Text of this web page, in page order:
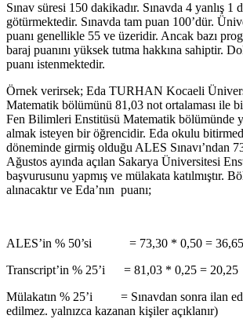
Sınav süresi 150 dakikadır. Sınavda 4 yanlış 1
götürmektedir. Sınavda tam puan 100’dür.
puanı genellikle 55 ve üzeridir. Ancak bazı
baraj puanını yüksek tutma hakkına sahiptir.
puanı istenmektedir.
Örnek verirsek; Eda TURHAN Kocaeli
Matematik bölümünü 81,03 not ortalaması ile
Fen Bilimleri Enstitüsü Matematik bölümünde
almak isteyen bir öğrencidir. Eda okulu
döneminde girmiş olduğu ALES Sınavı’ndan
Ağustos ayında açılan Sakarya Üniversitesi
başvurusunu yapmış ve mülakata katılmıştır.
alınacaktır ve Eda’nın puanı;
ALES’in % 50’si = 73,30 * 0,50 = 36,65
Transcript’in % 25’i = 81,03 * 0,25 = 20,25
Mülakatın % 25’i = Sınavdan sonra ilan
edilmez. yalnızca kazanan kişiler açıklanır)